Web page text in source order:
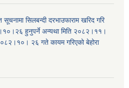
सिलबन्दी दरभाउफाराम खरिद गरि
हुनुपर्ने अन्यथा मिति २०८२।११।
२६ गते कायम गरिएको बेहोरा